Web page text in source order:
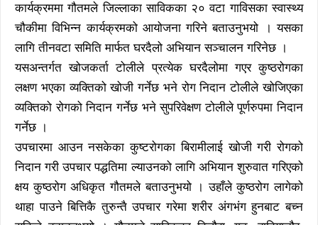
कार्यक्रममा गौतमले जिल्लाका साविकका २० वटा गाविसका स्वास्थ्य
चौकीमा विभिन्न कार्यक्रमको आयोजना गरिने बताउनुभयो । यसका
लागि तीनवटा समिति मार्फत घरदैलो अभियान सञ्चालन गरिनेछ ।
यसअन्तर्गत खोजकर्ता टोलीले प्रत्येक घरदैलोमा गएर कुष्ठरोगका
लक्षण भएका व्यक्तिको खोजी गर्नेछ भने रोग निदान टोलीले खोजिएका
व्यक्तिको रोगको निदान गर्नेछ भने सुपरिवेक्षण टोलीले पूर्णरुपमा निदान
गर्नेछ ।
उपचारमा आउन नसकेका कुष्टरोगका बिरामीलाई खोजी गरी रोगको
निदान गरी उपचार पद्धतिमा ल्याउनको लागि अभियान शुरुवात गरिएको
क्षय कुष्ठरोग अधिकृत गौतमले बताउनुभयो । उहाँले कुष्ठरोग लागेको
थाहा पाउने बित्तिकै तुरुन्तै उपचार गरेमा शरीर अंगभंग हुनबाट बच्न